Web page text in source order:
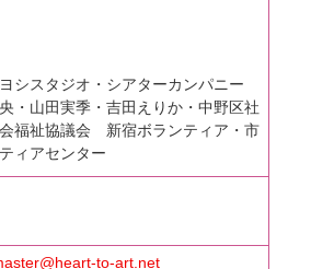
シスタジオ・シアターカンパニー
・山田実季・吉田えりか・中野区社
福祉協議会 新宿ボランティア・市
ィアセンター
to-art.net